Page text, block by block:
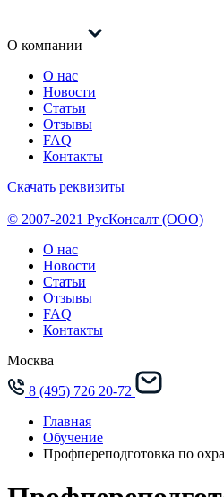
О компании
О нас
Новости
Статьи
Отзывы
FAQ
Контакты
Скачать реквизиты
© 2007-2021 РусКонсалт (ООО)
О нас
Новости
Статьи
Отзывы
FAQ
Контакты
Москва
8 (495) 726 20-72
Главная
Обучение
Профпереподготовка по